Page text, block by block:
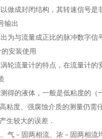
成封闭结构，其转速信号是非
输出
为与流量成正比的脉冲数字信号
安装使用
轮流量计的特点，在流量计
得的液体，一般是低粘度
、高粘度、强腐蚀介质的测量
产生较大的误差．
、气－固两相流、浓－固两